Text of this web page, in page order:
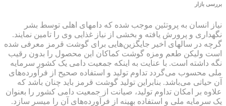
بررسی بازار
نیاز انسان به پروتئین موجب شده که دامهای اهلی توسط بشر
نگهداری و پرورش یافته و بخشی از نیاز غذایی وی را تامین نمایند.
گرچه در سالهای اخیر جایگزین‌هایی برای گوشت قرمز معرفی شده
است ولیکن طعم ومزه گوشت کماکان این محصول را بدون رقیب
نگه داشته است. با عنایت به اینکه جمعیت دامی یک کشور سرمایه
ملی محسوب می‌گردد تداوم تولید و استفاده صحیح از فرآورده‌های
آن حیاتی می‌باشد. بنابراین تولید گوشت قرمز باید چنان باشد که
علاوه بر امکان تداوم تولید، صیانت از جمعیت دامی کشور را بعنوان
یک سرمایه ملی و استفاده بهینه از فرآورده‌های آن را میسر سازد.